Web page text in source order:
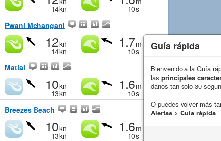
14kn 10s
Pwani Mchangani
12kn
14kn
1.7m
10s
Matlai
10kn
13kn
1.6m
10s
Breezes Beach
10kn
13kn
1.6m
10s
Guía rápida
Bienvenido a la Guía
las principales
danos tan solo 30
O puedes volver más
Alertas > Guía rápida